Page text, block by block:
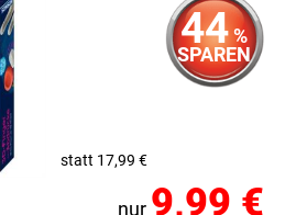
44%
SPAREN
statt 17,99 €
nur 9,99 €